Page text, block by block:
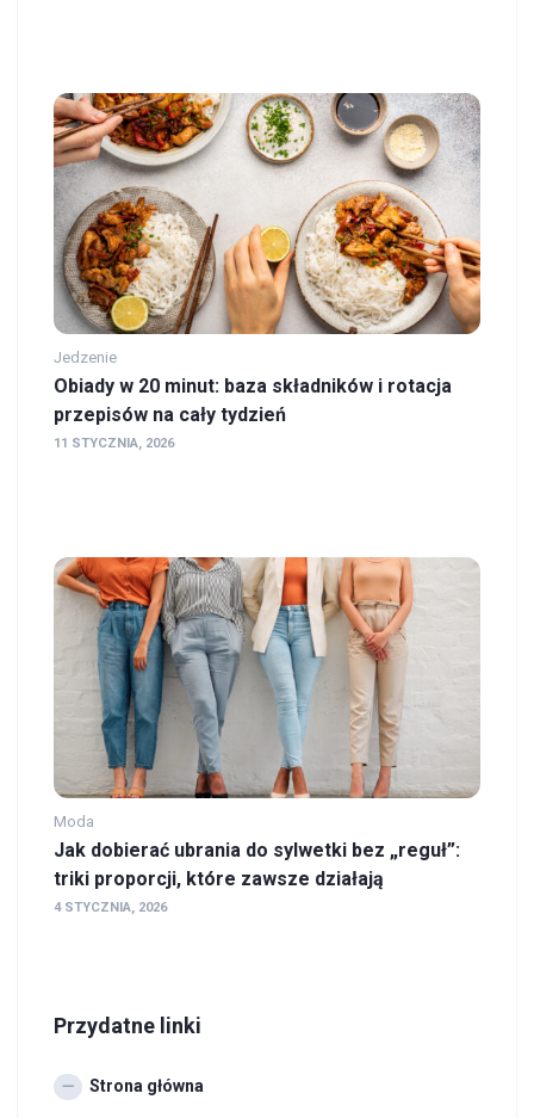
Jedzenie
Obiady w 20 minut: baza składników i rotacja
przepisów na cały tydzień
11 STYCZNIA, 2026
Moda
Jak dobierać ubrania do sylwetki bez „reguł”:
triki proporcji, które zawsze działają
4 STYCZNIA, 2026
Przydatne linki
Strona główna